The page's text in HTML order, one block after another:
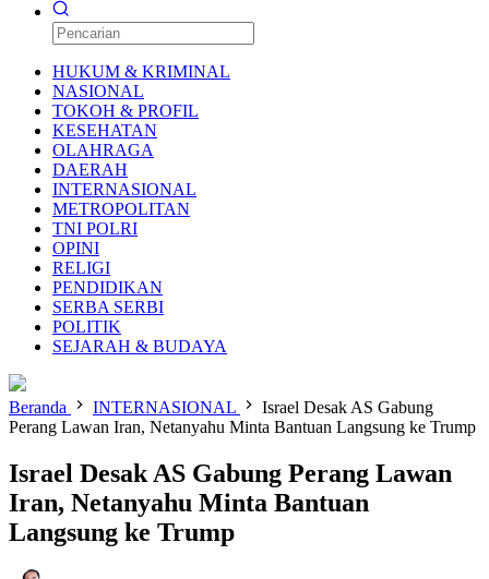
HUKUM & KRIMINAL
NASIONAL
TOKOH & PROFIL
KESEHATAN
OLAHRAGA
DAERAH
INTERNASIONAL
METROPOLITAN
TNI POLRI
OPINI
RELIGI
PENDIDIKAN
SERBA SERBI
POLITIK
SEJARAH & BUDAYA
Beranda INTERNASIONAL
Israel Desak AS Gabung
Perang Lawan Iran, Netanyahu Minta Bantuan Langsung ke Trump
Israel Desak AS Gabung Perang Lawan
Iran, Netanyahu Minta Bantuan
Langsung ke Trump